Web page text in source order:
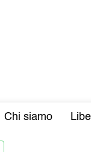
Chi siamo